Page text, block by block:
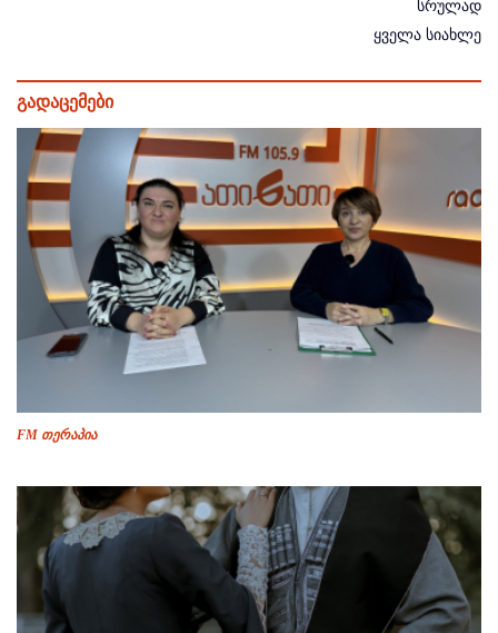
სრულად
ყველა სიახლე
გადაცემები
FM თერაპია